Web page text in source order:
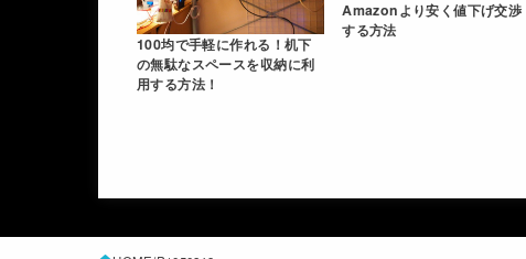
100均で手軽に作れる！机下
の無駄なスペースを収納に利
用する方法！
Amazonより安く値下げ交渉
する方法